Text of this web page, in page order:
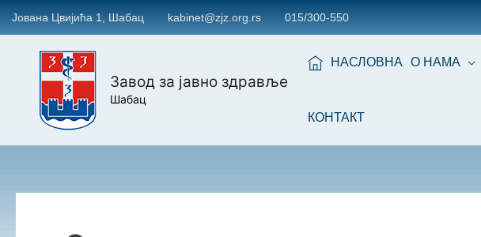
Јована Цвијића 1, Шабац kabinet@zjz.org.rs 015/300-550
Завод за јавно здравље
Шабац
НАСЛОВНА О НАМА
КОНТАКТ